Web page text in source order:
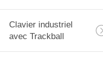
Clavier industriel
avec Trackball